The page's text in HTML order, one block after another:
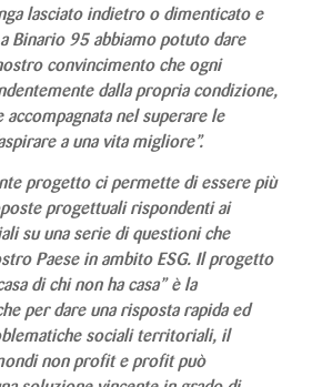
lasciato indietro o dimenticato e
Binario 95 abbiamo potuto dare
convincimento che ogni
dalla propria condizione,
accompagnata nel superare le
a una vita migliore”.
progetto ci permette di essere più
progettuali rispondenti ai
su una serie di questioni che
Paese in ambito ESG. Il progetto
di chi non ha casa” è la
per dare una risposta rapida ed
sociali territoriali, il
non profit e profit può